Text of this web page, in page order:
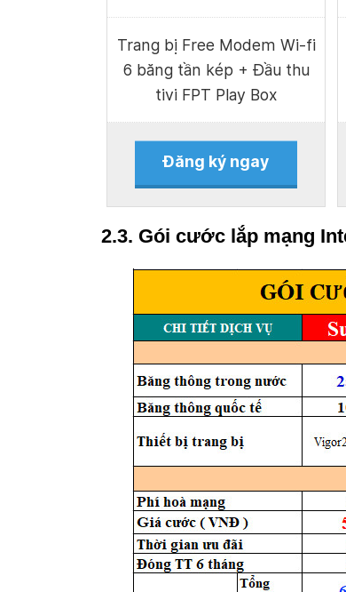
Trang bị Free Modem Wi-fi
6 băng tần kép + Đầu thu
tivi FPT Play Box
Đăng ký ngay
2.3. Gói cước lắp mạng